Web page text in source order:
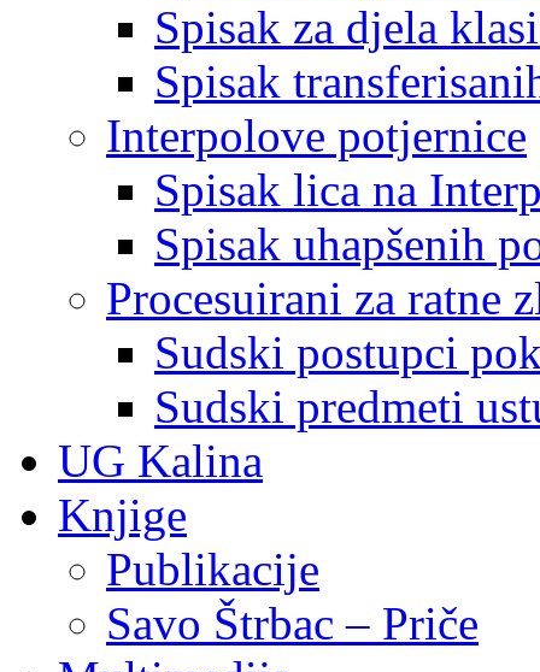
Spisak za djela
Spisak
Interpolove potjernice
Spisak lica na
Spisak uhapšenih
Procesuirani za ratne
Sudski postupci
Sudski predmeti
UG Kalina
Knjige
Publikacije
Savo Štrbac – Priče